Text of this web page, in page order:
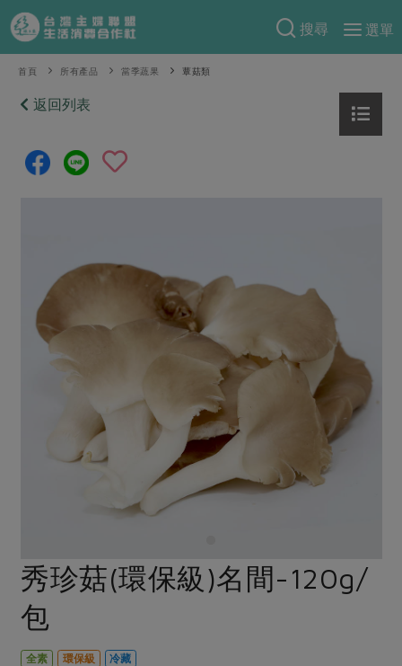
搜尋
選單
產品分類
當季蔬果
芽苗類
乳製品
豆製品 米麵雜糧
肉品・水產
水產
保健食品
食譜料理
食材
常備菜
蔬食
漬物
涼拌沙拉
飲品
特別企畫
防災用品預購圓滿結束
2026年端午節預購圓滿結束
更多預購活動
合作25-經典快閃最後一週
合作25-精選產品第四彈
合作25-精選產品第三彈
議題活動
主婦聯盟X樂齡網特約優惠案
30%rPET紅烏龍茶
主婦食堂 一籃菜真心話
社內大小事
產品故事 生活提案
親子食育
關注議題
惜食
減添加物 減塑減廢
公益金
更多議題
認識合作社
關於我們
合作社組織
產品檢驗
社員權益
合作社法規
重要公告
首頁 所有產品 當季蔬果 蕈菇類
返回列表
秀珍菇(環保級)名間-120g/
包
全素 環保級 冷藏